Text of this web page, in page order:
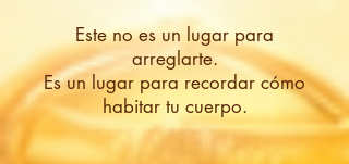
Este no es un lugar para
arreglarte.
Es un lugar para recordar cómo
habitar tu cuerpo.